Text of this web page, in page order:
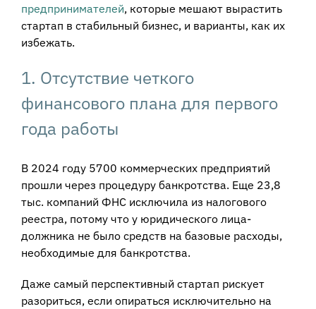
предпринимателей, которые мешают вырастить
стартап в стабильный бизнес, и варианты, как их
избежать.
1. Отсутствие четкого
финансового плана для первого
года работы
В 2024 году 5700 коммерческих предприятий
прошли через процедуру банкротства. Еще 23,8
тыс. компаний ФНС исключила из налогового
реестра, потому что у юридического лица-
должника не было средств на базовые расходы,
необходимые для банкротства.
Даже самый перспективный стартап рискует
разориться, если опираться исключительно на